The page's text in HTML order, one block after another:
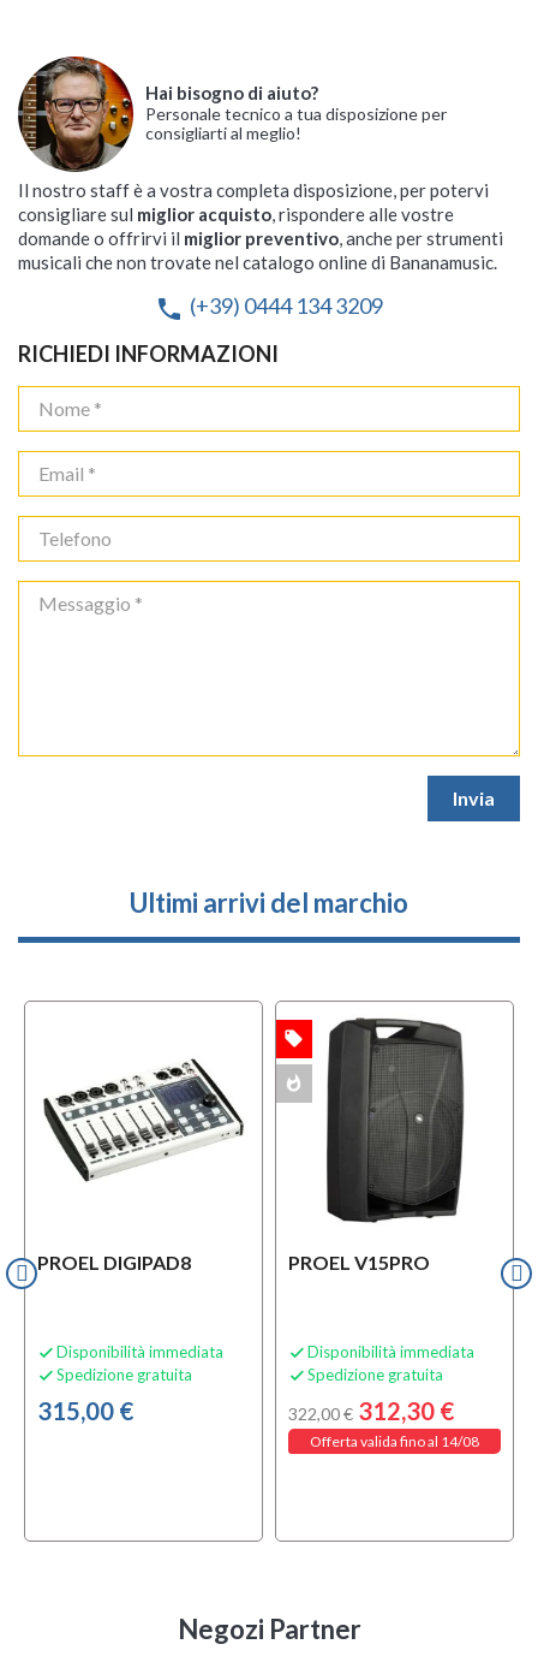
Hai bisogno di aiuto?
Personale tecnico a tua disposizione per
consigliarti al meglio!
Il nostro staff è a vostra completa disposizione, per potervi
consigliare sul miglior acquisto, rispondere alle vostre
domande o offrirvi il miglior preventivo, anche per strumenti
musicali che non trovate nel catalogo online di Bananamusic.
phone (+39) 0444 134 3209
RICHIEDI INFORMAZIONI
Ultimi arrivi del marchio
PROEL DIGIPAD8
 Disponibilità immediata
 Spedizione gratuita
315,00 €
PROEL V15PRO
 Disponibilità immediata
 Spedizione gratuita
322,00 € 312,30 €
Offerta valida fino al 14/08
local_offer
MULTIPACK whatshot
OFFERTA
MULTIPACK
Negozi Partner